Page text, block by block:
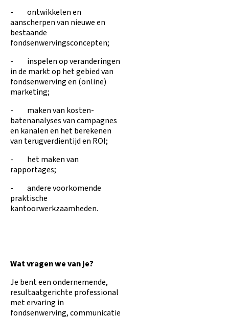
- ontwikkelen en
aanscherpen van nieuwe en
bestaande
fondsenwervingsconcepten;
- inspelen op veranderingen
in de markt op het gebied van
fondsenwerving en (online)
marketing;
- maken van kosten-
batenanalyses van campagnes
en kanalen en het berekenen
van terugverdientijd en ROI;
- het maken van
rapportages;
- andere voorkomende
praktische
kantoorwerkzaamheden.
Wat vragen we van je?
Je bent een ondernemende,
resultaatgerichte professional
met ervaring in
fondsenwerving, communicatie